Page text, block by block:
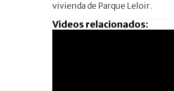
vivienda de Parque Leloir.
Videos relacionados: